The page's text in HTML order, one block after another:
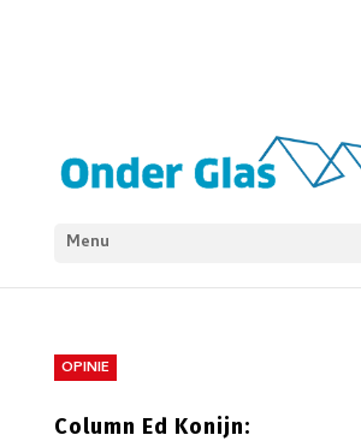
Menu
OPINIE
Column Ed Konijn: